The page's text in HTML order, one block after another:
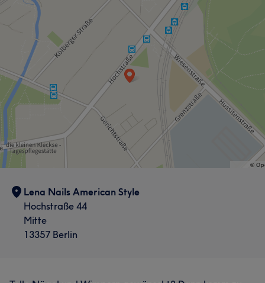
Lena Nails American Style
Hochstraße 44
Mitte
13357 Berlin